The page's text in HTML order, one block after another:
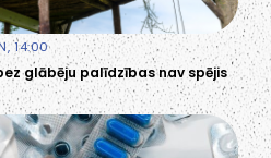
14:00
glābēju palīdzības nav spējis